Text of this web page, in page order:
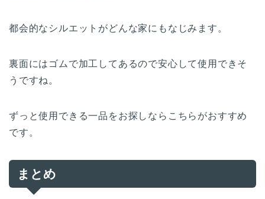
都会的なシルエットがどんな家にもなじみます。
裏面にはゴムで加工してあるので安心して使用できそ
うですね。
ずっと使用できる一品をお探しならこちらがおすすめ
です。
まとめ